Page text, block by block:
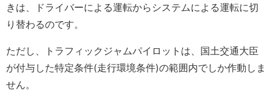
きは、ドライバーによる運転からシステムによる運転に切
り替わるのです。
ただし、トラフィックジャムパイロットは、国土交通大臣
が付与した特定条件(走行環境条件)の範囲内でしか作動しま
せん。